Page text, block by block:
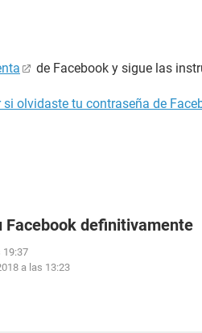
de Facebook y sigue las
si olvidaste tu contraseña de
Facebook definitivamente
19:37
a las 13:23